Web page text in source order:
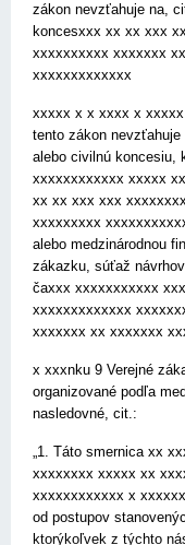
zákon nevzťahuje na,
koncesxxx xx xx xxx
xxxxxxxxxx xxxxxxx
xxxxxxxxxxxxx
xxxxx x x xxxx x
tento zákon
alebo civilnú koncesiu,
xxxxxxxxxxxx xxxxx
xx xx xxx xxx
xxxxxxxxx
alebo medzinárodnou
zákazku, súťaž
čaxxx xxxxxxxxxxx
xxxxxxxxxxxxx
xxxxxxx xx xxxxxxx
x xxxnku 9 Verejné
organizované podľa
nasledovné, cit.:
„1. Táto smernica xx
xxxxxxxx xxxxx xx
xxxxxxxxxxxx x
od postupov
ktorýkoľvek z týchto